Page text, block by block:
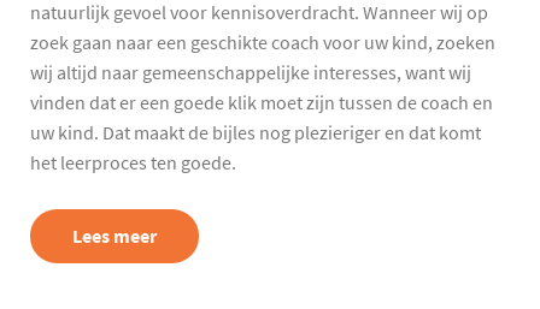
natuurlijk gevoel voor kennisoverdracht. Wanneer wij op
zoek gaan naar een geschikte coach voor uw kind, zoeken
wij altijd naar gemeenschappelijke interesses, want wij
vinden dat er een goede klik moet zijn tussen de coach en
uw kind. Dat maakt de bijles nog plezieriger en dat komt
het leerproces ten goede.
Lees meer